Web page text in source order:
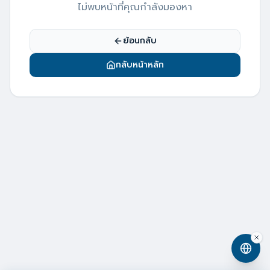
ไม่พบหน้าที่คุณกำลังมองหา
ย้อนกลับ
กลับหน้าหลัก